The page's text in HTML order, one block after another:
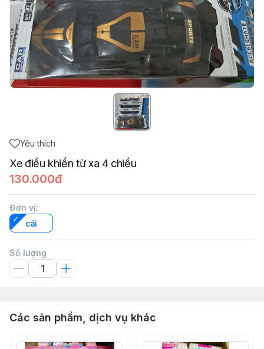
Yêu thích
Xe điều khiển từ xa 4 chiều
130.000đ
Đơn vị:
cái
Số lượng
Các sản phẩm, dịch vụ khác